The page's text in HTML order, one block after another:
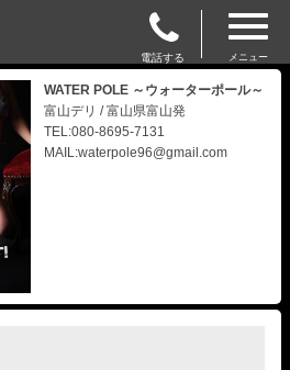
電話する メニュー
WATER POLE ～ウォーターポール～
富山デリ / 富山県富山発
TEL:080-8695-7131
MAIL:waterpole96@gmail.com